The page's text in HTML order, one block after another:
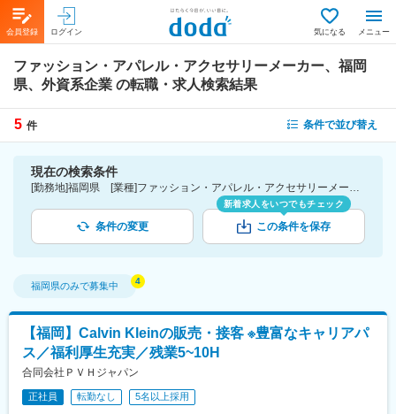
会員登録 ログイン 気になる メニュー
ファッション・アパレル・アクセサリーメーカー、福岡
県、外資系企業 の転職・求人検索結果
5 件 条件で並び替え
現在の検索条件
[勤務地]福岡県 [業種]ファッション・アパレル・アクセサリーメーカー-メーカー（素材・化学・食品・化粧品・その他）業界 [詳細条件](会社・職場の環境)外資系企業
条件の変更
新着求人をいつでもチェック
この条件を保存
福岡県のみで募集中
【福岡】Calvin Kleinの販売・接客 ※豊富なキャリアパ
ス／福利厚生充実／残業5~10H
合同会社ＰＶＨジャパン
正社員 転勤なし 5名以上採用